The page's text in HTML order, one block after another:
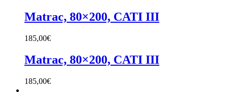
Matrac, 80×200, CATI III
185,00€
Matrac, 80×200, CATI III
185,00€